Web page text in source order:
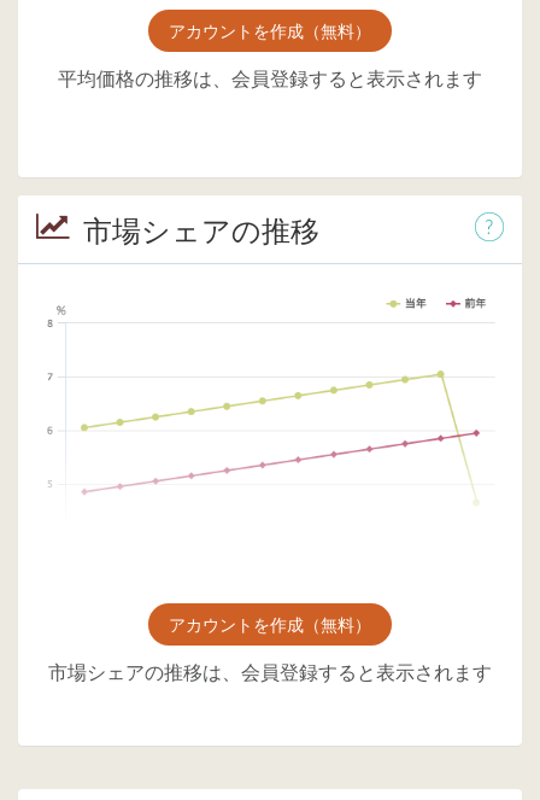
アカウントを作成（無料）
平均価格の推移は、会員登録すると表示されます
市場シェアの推移
アカウントを作成（無料）
市場シェアの推移は、会員登録すると表示されます